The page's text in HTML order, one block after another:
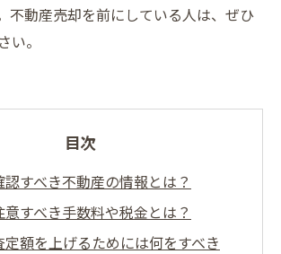
不動産売却を前にしている人は、ぜひ
い。
目次
すべき不動産の情報とは？
すべき手数料や税金とは？
定額を上げるためには何をすべき